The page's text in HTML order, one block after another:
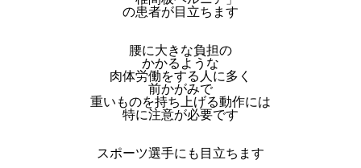
の患者が目立ちます
腰に大きな負担の
かかるような
肉体労働をする人に多く
前かがみで
重いものを持ち上げる動作には
特に注意が必要です
スポーツ選手にも目立ちます